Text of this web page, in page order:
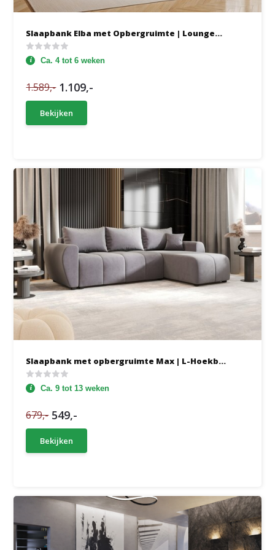
Slaapbank Elba met Opbergruimte | Lounge...
Ca. 4 tot 6 weken
1.589,- 1.109,-
Bekijken
Slaapbank met opbergruimte Max | L-Hoekb...
Ca. 9 tot 13 weken
679,- 549,-
Bekijken